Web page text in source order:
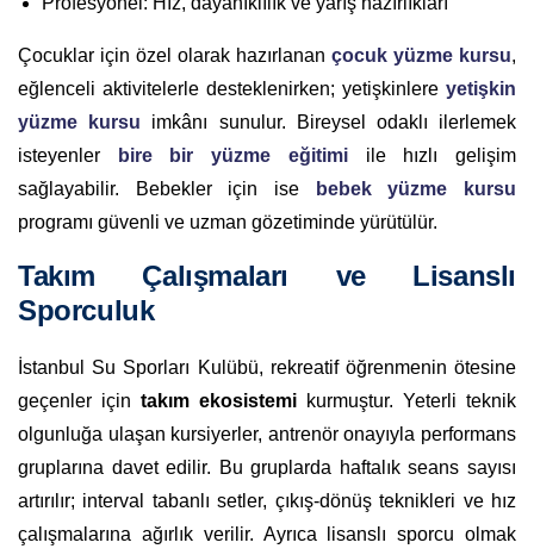
Çocuklar için özel olarak hazırlanan çocuk yüzme kursu,
eğlenceli aktivitelerle desteklenirken; yetişkinlere yetişkin
yüzme kursu imkânı sunulur. Bireysel odaklı ilerlemek
isteyenler
bire bir yüzme eğitimiile hızlı gelişim
sağlayabilir. Bebekler için ise
bebek yüzme kursu
programı güvenli ve uzman gözetiminde yürütülür.
Takım Çalışmaları ve Lisanslı
Sporculuk
İstanbul Su Sporları Kulübü, rekreatif öğrenmenin ötesine
geçenler için takım ekosistemi kurmuştur. Yeterli teknik
olgunluğa ulaşan kursiyerler, antrenör onayıyla performans
gruplarına davet edilir. Bu gruplarda haftalık seans sayısı
artırılır; interval tabanlı setler, çıkış-dönüş teknikleri ve hız
çalışmalarına ağırlık verilir. Ayrıca lisanslı sporcu olmak